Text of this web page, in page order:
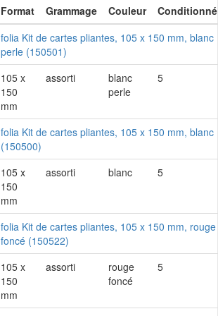
Format Grammage Couleur
Conditionné
folia Kit de cartes pliantes, 105 x 150 mm, blanc
perle (150501)
105 x
150
mm
assorti
blanc
perle
5
folia Kit de cartes pliantes, 105 x 150 mm, blanc
(150500)
105 x
150
mm
assorti blanc 5
folia Kit de cartes pliantes, 105 x 150 mm, rouge
foncé (150522)
105 x
150
mm
assorti
rouge
foncé
5